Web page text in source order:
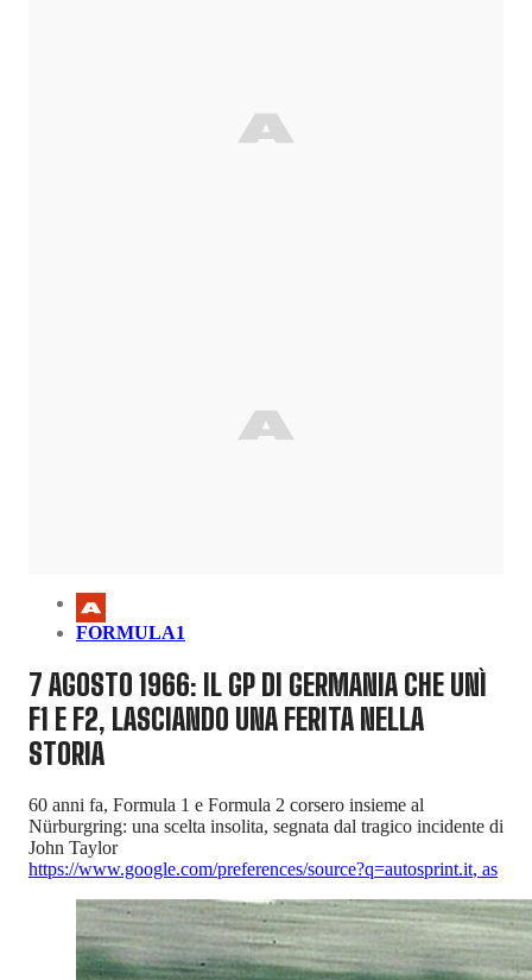
FORMULA1
7 AGOSTO 1966: IL GP DI GERMANIA CHE UNÌ
F1 E F2, LASCIANDO UNA FERITA NELLA
STORIA
60 anni fa, Formula 1 e Formula 2 corsero insieme al
Nürburgring: una scelta insolita, segnata dal tragico incidente di
John Taylor
https://www.google.com/preferences/source?q=autosprint.it, as